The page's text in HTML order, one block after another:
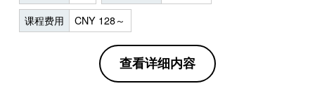
课程费用 CNY 128～
查看详细内容